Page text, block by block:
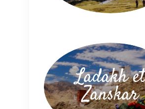
Ladakh et
Zanskar